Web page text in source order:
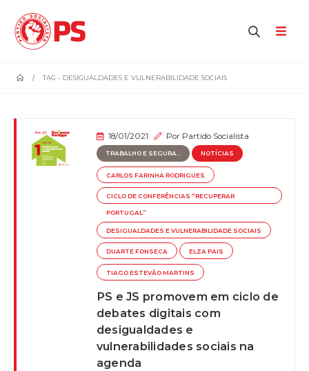
TAG - DESIGUALDADES E VULNERABILIDADE SOCIAIS
18/01/2021 Por Partido Socialista
TRABALHO E SEGURA... NOTÍCIAS
CARLOS FARINHA RODRIGUES
CICLO DE CONFERÊNCIAS “RECUPERAR
PORTUGAL”
DESIGUALDADES E VULNERABILIDADE SOCIAIS
DUARTE FONSECA ELZA PAIS
TIAGO ESTEVÃO MARTINS
PS e JS promovem em ciclo de
debates digitais com
desigualdades e
vulnerabilidades sociais na
agenda